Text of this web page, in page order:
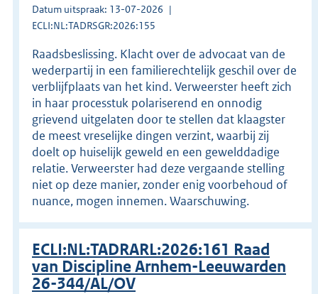
Datum uitspraak: 13-07-2026
ECLI:NL:TADRSGR:2026:155
Raadsbeslissing. Klacht over de advocaat van de
wederpartij in een familierechtelijk geschil over de
verblijfplaats van het kind. Verweerster heeft zich
in haar processtuk polariserend en onnodig
grievend uitgelaten door te stellen dat klaagster
de meest vreselijke dingen verzint, waarbij zij
doelt op huiselijk geweld en een gewelddadige
relatie. Verweerster had deze vergaande stelling
niet op deze manier, zonder enig voorbehoud of
nuance, mogen innemen. Waarschuwing.
ECLI:NL:TADRARL:2026:161 Raad
van Discipline Arnhem-Leeuwarden
26-344/AL/OV